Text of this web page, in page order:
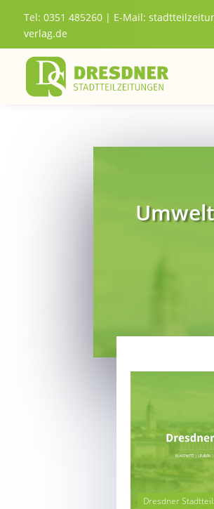
Tel: 0351 485260 | E-Mail:
verlag.de
Dresdner